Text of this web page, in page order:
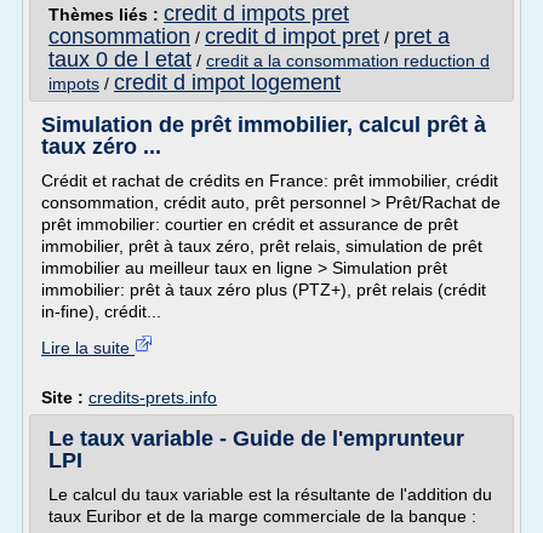
Thèmes liés : credit d impots pret
consommation / credit d impot pret / pret a
taux 0 de l etat / credit a la consommation reduction d
impots / credit d impot logement
Simulation de prêt immobilier, calcul prêt à
taux zéro ...
Crédit et rachat de crédits en France: prêt immobilier, crédit
consommation, crédit auto, prêt personnel > Prêt/Rachat de
prêt immobilier: courtier en crédit et assurance de prêt
immobilier, prêt à taux zéro, prêt relais, simulation de prêt
immobilier au meilleur taux en ligne > Simulation prêt
immobilier: prêt à taux zéro plus (PTZ+), prêt relais (crédit
in-fine), crédit...
Lire la suite
Site : credits-prets.info
Le taux variable - Guide de l'emprunteur
LPI
Le calcul du taux variable est la résultante de l'addition du
taux Euribor et de la marge commerciale de la banque :